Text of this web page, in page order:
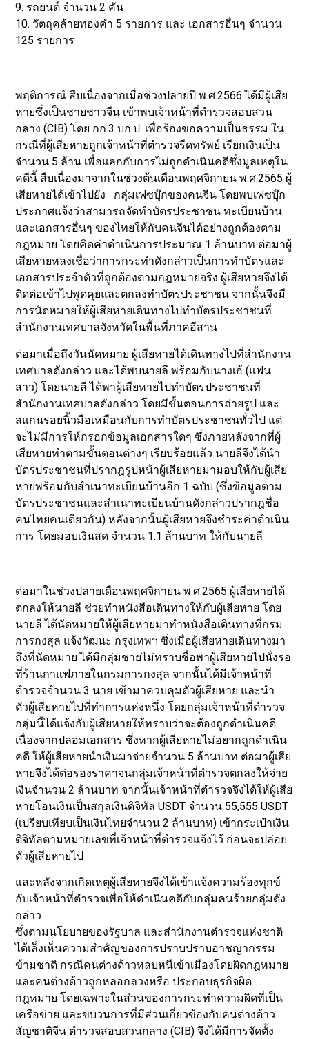
9. รถยนต์ จำนวน 2 คัน
10. วัตถุคล้ายทองคำ 5 รายการ และ เอกสารอื่นๆ จำนวน
125 รายการ
พฤติการณ์ สืบเนื่องจากเมื่อช่วงปลายปี พ.ศ.2566 ได้มีผู้เสีย
หายซึ่งเป็นชายชาวจีน เข้าพบเจ้าหน้าที่ตำรวจสอบสวน
กลาง (CIB) โดย กก.3 บก.ป. เพื่อร้องขอความเป็นธรรม ใน
กรณีที่ผู้เสียหายถูกเจ้าหน้าที่ตำรวจรีดทรัพย์ เรียกเงินเป็น
จำนวน 5 ล้าน เพื่อแลกกับการไม่ถูกดำเนินคดีซึ่งมูลเหตุใน
คดีนี้ สืบเนื่องมาจากในช่วงต้นเดือนพฤศจิกายน พ.ศ.2565 ผู้
เสียหายได้เข้าไปยัง กลุ่มเฟซบุ๊กของคนจีน โดยพบเฟซบุ๊ก
ประกาศแจ้งว่าสามารถจัดทำบัตรประชาชน ทะเบียนบ้าน
และเอกสารอื่นๆ ของไทยให้กับคนจีนได้อย่างถูกต้องตาม
กฎหมาย โดยคิดค่าดำเนินการประมาณ​ 1 ล้านบาท ต่อมาผู้
เสียหายหลงเชื่อว่าการกระทำดังกล่าวเป็นการทำบัตรและ
เอกสารประจำตัวที่ถูกต้องตามกฎหมายจริง ผู้เสียหายจึงได้
ติดต่อเข้าไปพูดคุยและตกลงทำบัตรประชาชน จากนั้นจึงมี
การนัดหมายให้ผู้เสียหายเดินทางไปทำบัตรประชาชนที่
สำนักงานเทศบาลจังหวัดในพื้นที่ภาคอีสาน
ต่อมาเมื่อถึงวันนัดหมาย ผู้เสียหายได้เดินทางไปที่สำนักงาน
เทศบาลดังกล่าว และได้พบนายลี พร้อมกับนางเอ้ (แฟน
สาว) โดยนายลี ได้พาผู้เสียหายไปทำบัตรประชาชนที่
สำนักงานเทศบาลดังกล่าว โดยมีขั้นตอนการถ่ายรูป และ
สแกนรอยนิ้วมือเหมือนกับการทำบัตรประชาชนทั่วไป แต่
จะไม่มีการให้กรอกข้อมูลเอกสารใดๆ ซึ่งภายหลังจากที่ผู้
เสียหายทำตามขั้นตอนต่างๆ เรียบร้อยแล้ว นายลีจึงได้นำ
บัตรประชาชนที่ปรากฎรูปหน้าผู้เสียหายมามอบให้กับผู้เสีย
หายพร้อมกับสำเนาทะเบียนบ้านอีก 1 ฉบับ (ซึ่งข้อมูลตาม
บัตรประชาชนและสำเนาทะเบียนบ้านดังกล่าวปรากฎชื่อ
คนไทยคนเดียวกัน) หลังจากนั้นผู้เสียหายจึงชำระค่าดำเนิน
การ โดยมอบเงินสด จำนวน 1.1 ล้านบาท ให้กับนายลี
ต่อมาในช่วงปลายเดือนพฤศจิกายน พ.ศ.2565 ผู้เสียหายได้
ตกลงให้นายลี ช่วยทำหนังสือเดินทางให้กับผู้เสียหาย โดย
นายลี ได้นัดหมายให้ผู้เสียหายมาทำหนังสือเดินทางที่กรม
การกงสุล แจ้งวัฒนะ กรุงเทพฯ ซึ่งเมื่อผู้เสียหายเดินทางมา
ถึงที่นัดหมาย ได้มีกลุ่มชายไม่ทราบชื่อพาผู้เสียหายไปนั่งรอ
ที่ร้านกาแฟภายในกรมการกงสุล จากนั้นได้มีเจ้าหน้าที่
ตำรวจจำนวน 3 นาย เข้ามาควบคุมตัวผู้เสียหาย และนำ
ตัวผู้เสียหายไปที่ทำการแห่งหนึ่ง โดยกลุ่มเจ้าหน้าที่ตำรวจ
กลุ่มนี้ได้แจ้งกับผู้เสียหายให้ทราบว่าจะต้องถูกดำเนินคดี
เนื่องจากปลอมเอกสาร ซึ่งหากผู้เสียหายไม่อยากถูกดำเนิน
คดี ให้ผู้เสียหายนำเงินมาจ่ายจำนวน 5 ล้านบาท ต่อมาผู้เสีย
หายจึงได้ต่อรองราคาจนกลุ่มเจ้าหน้าที่ตำรวจตกลงให้จ่าย
เงินจำนวน 2 ล้านบาท จากนั้นเจ้าหน้าที่ตำรวจจึงได้ให้ผู้เสีย
หายโอนเงินเป็นสกุลเงินดิจิทัล USDT จำนวน 55,555 USDT
(เปรียบเทียบเป็นเงินไทยจำนวน 2 ล้านบาท) เข้ากระเป๋าเงิน
ดิจิทัลตามหมายเลขที่เจ้าหน้าที่ตำรวจแจ้งไว้ ก่อนจะปล่อย
ตัวผู้เสียหายไป
และหลังจากเกิดเหตุผู้เสียหายจึงได้เข้าแจ้งความร้องทุกข์
กับเจ้าหน้าที่ตำรวจเพื่อให้ดำเนินคดีกับกลุ่มคนร้ายกลุ่มดัง
กล่าว
ซึ่งตามนโยบายของรัฐบาล และสำนักงานตำรวจแห่งชาติ
ได้เล็งเห็นความสำคัญของการปราบปราบอาชญากรรม
ข้ามชาติ กรณีคนต่างด้าวหลบหนีเข้าเมืองโดยผิดกฎหมาย
และคนต่างด้าวถูกหลอกลวงหรือ ประกอบธุรกิจผิด
กฎหมาย โดยเฉพาะในส่วนของการกระทำความผิดที่เป็น
เครือข่าย และขบวนการที่มีส่วนเกี่ยวข้องกับคนต่างด้าว
สัญชาติจีน ตำรวจสอบสวนกลาง (CIB) จึงได้มีการจัดตั้ง